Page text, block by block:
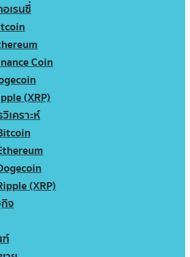
เรนซี่
Coin
(XRP)
เคราะห์
(XRP)
จ